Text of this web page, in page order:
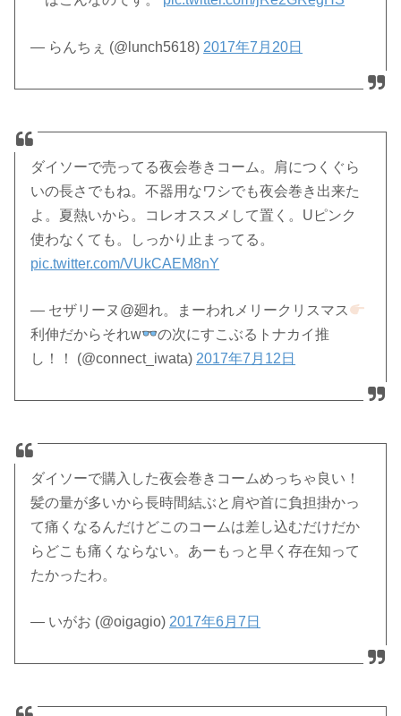
— らんちぇ (@lunch5618) 2017年7月20日
ダイソーで売ってる夜会巻きコーム。肩につくぐら
いの長さでもね。不器用なワシでも夜会巻き出来た
よ。夏熱いから。コレオススメして置く。Uピンク
使わなくても。しっかり止まってる。
pic.twitter.com/VUkCAEM8nY
— セザリーヌ@廻れ。まーわれメリークリスマス
利伸だからそれw
の次にすこぶるトナカイ推
し！！ (@connect_iwata) 2017年7月12日
ダイソーで購入した夜会巻きコームめっちゃ良い！
髪の量が多いから長時間結ぶと肩や首に負担掛かっ
て痛くなるんだけどこのコームは差し込むだけだか
らどこも痛くならない。あーもっと早く存在知って
たかったわ。
— いがお (@oigagio) 2017年6月7日